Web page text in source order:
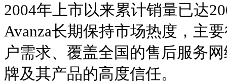
2004年上市以来累计销量已达
Avanza长期保持市场热度，主
户需求、覆盖全国的售后服务
牌及其产品的高度信任。